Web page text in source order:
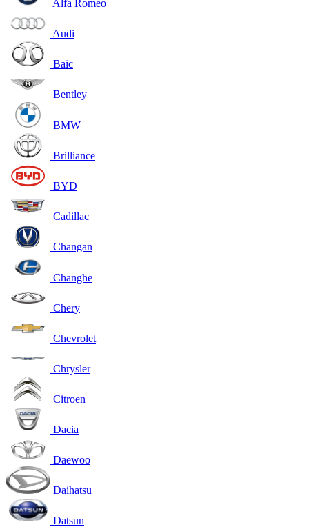
Alfa Romeo
Audi
Baic
Bentley
BMW
Brilliance
BYD
Cadillac
Changan
Changhe
Chery
Chevrolet
Chrysler
Citroen
Dacia
Daewoo
Daihatsu
Datsun